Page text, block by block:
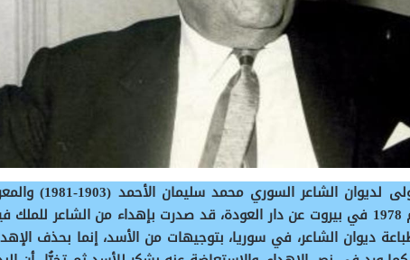
بعدما كانت الطبعة الأولى
الجبل” والتي صدرت عام 1978 في بيروت عن دار العودة، قد صدرت بإهداء من الشاعر
ديوان الشاعر، في سوريا، بتوجيهات من الأسد، إنما بحذف